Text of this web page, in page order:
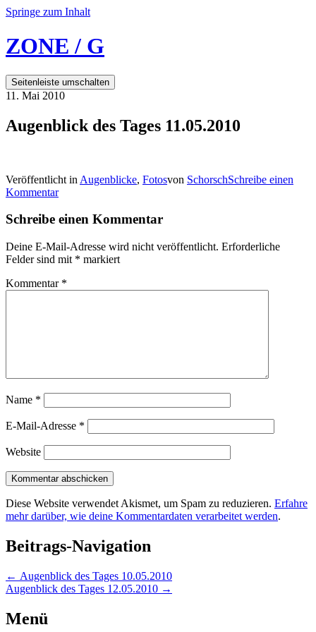
Springe zum Inhalt
ZONE / G
Seitenleiste umschalten
11. Mai 2010
Augenblick des Tages 11.05.2010
Veröffentlicht in Augenblicke, Fotosvon SchorschSchreibe einen
Kommentar
Schreibe einen Kommentar
Deine E-Mail-Adresse wird nicht veröffentlicht. Erforderliche
Felder sind mit * markiert
Kommentar *
Name *
E-Mail-Adresse *
Website
Diese Website verwendet Akismet, um Spam zu reduzieren. Erfahre
mehr darüber, wie deine Kommentardaten verarbeitet werden.
Beitrags-Navigation
← Augenblick des Tages 10.05.2010
Augenblick des Tages 12.05.2010 →
Menü